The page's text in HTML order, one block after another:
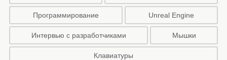
Программирование Unreal Engine
Интервью с разработчиками Мышки
Клавиатуры